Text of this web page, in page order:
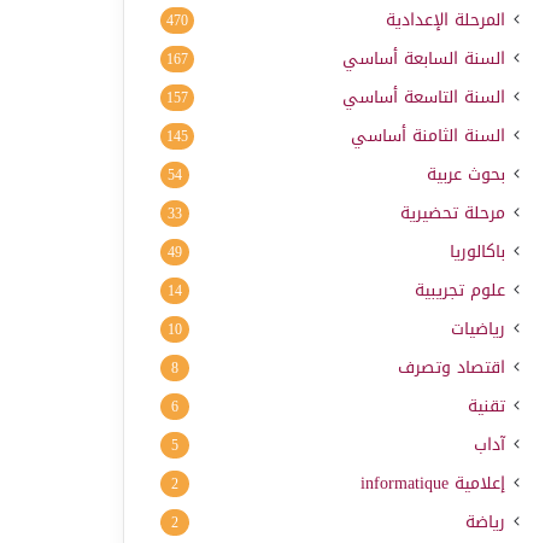
المرحلة الإعدادية 470
السنة السابعة أساسي 167
السنة التاسعة أساسي 157
السنة الثامنة أساسي 145
بحوث عربية 54
مرحلة تحضيرية 33
باكالوريا 49
علوم تجريبية 14
رياضيات 10
اقتصاد وتصرف 8
تقنية 6
آداب 5
إعلامية informatique
2
رياضة 2